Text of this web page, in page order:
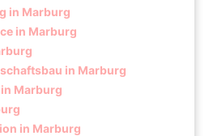
in Marburg
in Marburg
in Marburg
Marburg
in Marburg